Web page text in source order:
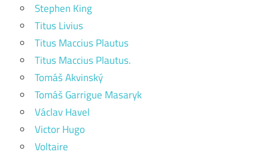
Stephen King
Titus Livius
Titus Maccius Plautus
Titus Maccius Plautus.
Tomáš Akvinský
Tomáš Garrigue Masaryk
Václav Havel
Victor Hugo
Voltaire